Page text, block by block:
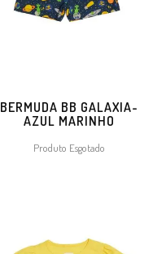
BERMUDA BB GALAXIA-
AZUL MARINHO
Produto Esgotado